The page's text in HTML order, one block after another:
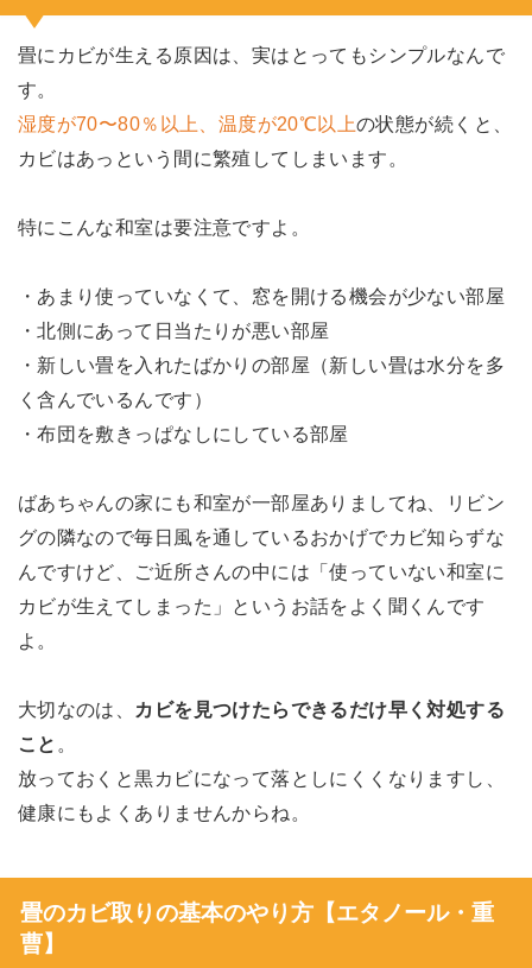
畳にカビが生える原因は、実はとってもシンプルなんで
す。
湿度が70〜80％以上、温度が20℃以上の状態が続くと、
カビはあっという間に繁殖してしまいます。
特にこんな和室は要注意ですよ。
・あまり使っていなくて、窓を開ける機会が少ない部屋
・北側にあって日当たりが悪い部屋
・新しい畳を入れたばかりの部屋（新しい畳は水分を多
く含んでいるんです）
・布団を敷きっぱなしにしている部屋
ばあちゃんの家にも和室が一部屋ありましてね、リビン
グの隣なので毎日風を通しているおかげでカビ知らずな
んですけど、ご近所さんの中には「使っていない和室に
カビが生えてしまった」というお話をよく聞くんです
よ。
大切なのは、 カビを見つけたらできるだけ早く対処する
こと 。
放っておくと黒カビになって落としにくくなりますし、
健康にもよくありませんからね。
畳のカビ取りの基本のやり方【エタノール・重
曹】